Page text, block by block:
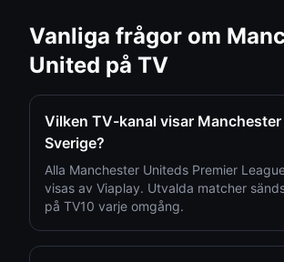
Vanliga frågor om
United på TV
Vilken TV-kanal visar
Sverige?
Alla Manchester Uniteds Premier
visas av Viaplay. Utvalda matcher
på TV10 varje omgång.